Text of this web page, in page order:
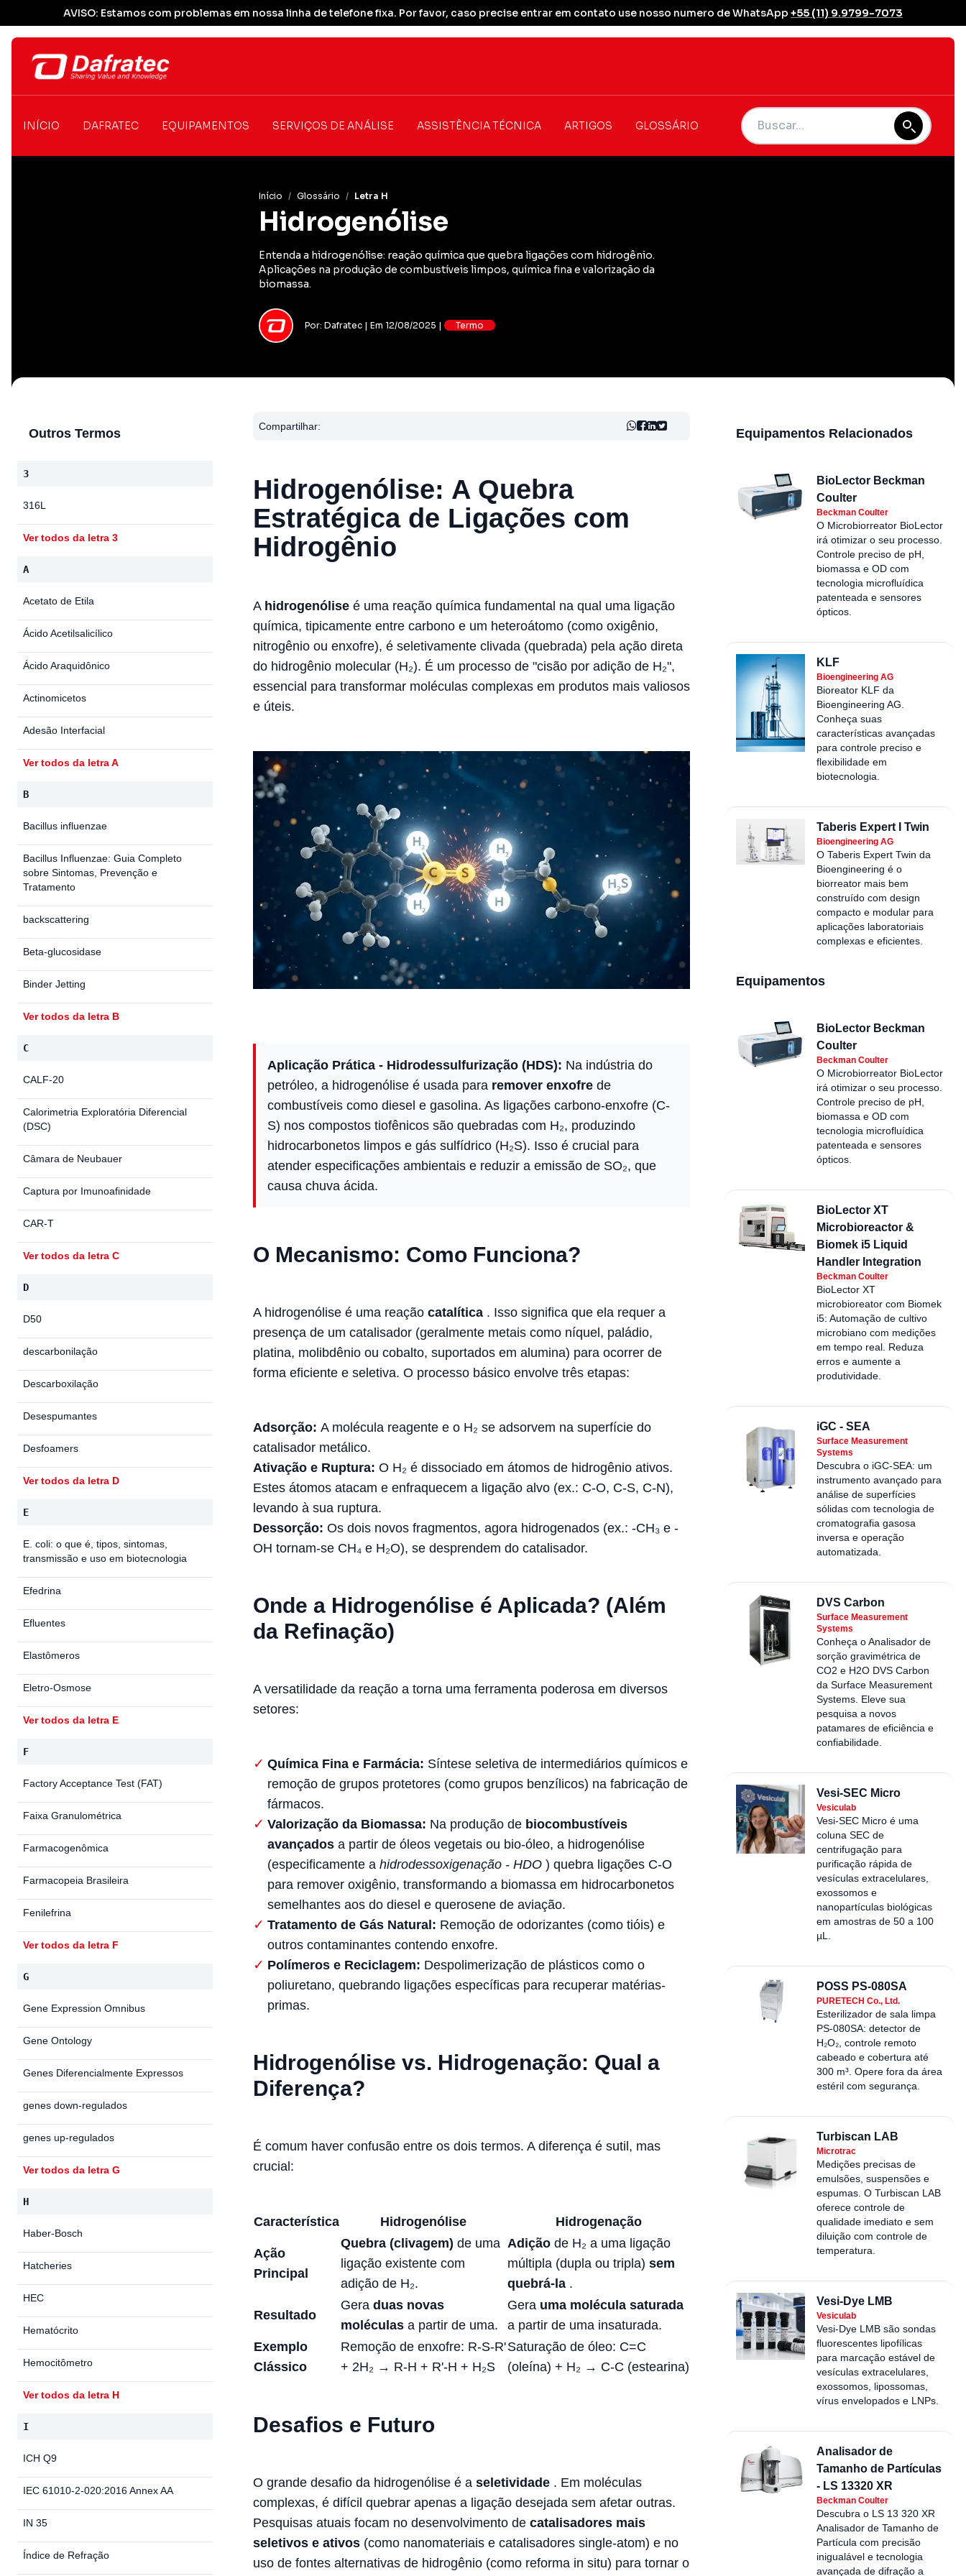
AVISO: Estamos com problemas em nossa linha de telefone fixa. Por favor, caso precise entrar em contato use nosso numero de WhatsApp +55 (11) 9.9799-7073
INÍCIO DAFRATEC EQUIPAMENTOS SERVIÇOS DE ANÁLISE ASSISTÊNCIA TÉCNICA ARTIGOS GLOSSÁRIO
Início / Glossário / Letra H
Hidrogenólise
Entenda a hidrogenólise: reação química que quebra ligações com hidrogênio.
Aplicações na produção de combustíveis limpos, química fina e valorização da
biomassa.
Por: Dafratec | Em 12/08/2025 | Termo
Compartilhar:
Hidrogenólise: A Quebra
Estratégica de Ligações com
Hidrogênio
A hidrogenólise é uma reação química fundamental na qual uma ligação
química, tipicamente entre carbono e um heteroátomo (como oxigênio,
nitrogênio ou enxofre), é seletivamente clivada (quebrada) pela ação direta
do hidrogênio molecular (H₂). É um processo de "cisão por adição de H₂",
essencial para transformar moléculas complexas em produtos mais valiosos
e úteis.
Aplicação Prática - Hidrodessulfurização (HDS): Na indústria do
petróleo, a hidrogenólise é usada para remover enxofre de
combustíveis como diesel e gasolina. As ligações carbono-enxofre (C-
S) nos compostos tiofênicos são quebradas com H₂, produzindo
hidrocarbonetos limpos e gás sulfídrico (H₂S). Isso é crucial para
atender especificações ambientais e reduzir a emissão de SO₂, que
causa chuva ácida.
O Mecanismo: Como Funciona?
A hidrogenólise é uma reação catalítica . Isso significa que ela requer a
presença de um catalisador (geralmente metais como níquel, paládio,
platina, molibdênio ou cobalto, suportados em alumina) para ocorrer de
forma eficiente e seletiva. O processo básico envolve três etapas:
Adsorção: A molécula reagente e o H₂ se adsorvem na superfície do
catalisador metálico.
Ativação e Ruptura: O H₂ é dissociado em átomos de hidrogênio ativos.
Estes átomos atacam e enfraquecem a ligação alvo (ex.: C-O, C-S, C-N),
levando à sua ruptura.
Dessorção: Os dois novos fragmentos, agora hidrogenados (ex.: -CH₃ e -
OH tornam-se CH₄ e H₂O), se desprendem do catalisador.
Onde a Hidrogenólise é Aplicada? (Além
da Refinação)
A versatilidade da reação a torna uma ferramenta poderosa em diversos
setores:
Química Fina e Farmácia: Síntese seletiva de intermediários químicos e
remoção de grupos protetores (como grupos benzílicos) na fabricação de
fármacos.
Valorização da Biomassa: Na produção de biocombustíveis
avançados a partir de óleos vegetais ou bio-óleo, a hidrogenólise
(especificamente a hidrodessoxigenação - HDO ) quebra ligações C-O
para remover oxigênio, transformando a biomassa em hidrocarbonetos
semelhantes aos do diesel e querosene de aviação.
Tratamento de Gás Natural: Remoção de odorizantes (como tióis) e
outros contaminantes contendo enxofre.
Polímeros e Reciclagem: Despolimerização de plásticos como o
poliuretano, quebrando ligações específicas para recuperar matérias-
primas.
Hidrogenólise vs. Hidrogenação: Qual a
Diferença?
É comum haver confusão entre os dois termos. A diferença é sutil, mas
crucial:
Característica Hidrogenólise Hidrogenação
Ação
Principal
Quebra (clivagem) de uma
ligação existente com
adição de H₂.
Adição de H₂ a uma ligação
múltipla (dupla ou tripla) sem
quebrá-la .
Resultado
Gera duas novas
moléculas a partir de uma.
Gera uma molécula saturada
a partir de uma insaturada.
Exemplo
Clássico
Remoção de enxofre: R-S-R'
+ 2H₂ → R-H + R'-H + H₂S
Saturação de óleo: C=C
(oleína) + H₂ → C-C (estearina)
Desafios e Futuro
O grande desafio da hidrogenólise é a seletividade . Em moléculas
complexas, é difícil quebrar apenas a ligação desejada sem afetar outras.
Pesquisas atuais focam no desenvolvimento de catalisadores mais
seletivos e ativos (como nanomateriais e catalisadores single-atom) e no
uso de fontes alternativas de hidrogênio (como reforma in situ) para tornar o
Outros Termos
3
316L
Ver todos da letra 3
A
Acetato de Etila
Ácido Acetilsalicílico
Ácido Araquidônico
Actinomicetos
Adesão Interfacial
Ver todos da letra A
B
Bacillus influenzae
Bacillus Influenzae: Guia Completo
sobre Sintomas, Prevenção e
Tratamento
backscattering
Beta-glucosidase
Binder Jetting
Ver todos da letra B
C
CALF-20
Calorimetria Exploratória Diferencial
(DSC)
Câmara de Neubauer
Captura por Imunoafinidade
CAR-T
Ver todos da letra C
D
D50
descarbonilação
Descarboxilação
Desespumantes
Desfoamers
Ver todos da letra D
E
E. coli: o que é, tipos, sintomas,
transmissão e uso em biotecnologia
Efedrina
Efluentes
Elastômeros
Eletro-Osmose
Ver todos da letra E
F
Factory Acceptance Test (FAT)
Faixa Granulométrica
Farmacogenômica
Farmacopeia Brasileira
Fenilefrina
Ver todos da letra F
G
Gene Expression Omnibus
Gene Ontology
Genes Diferencialmente Expressos
genes down-regulados
genes up-regulados
Ver todos da letra G
H
Haber-Bosch
Hatcheries
HEC
Hematócrito
Hemocitômetro
Ver todos da letra H
I
ICH Q9
IEC 61010-2-020:2016 Annex AA
IN 35
Índice de Refração
Equipamentos Relacionados
BioLector Beckman
Coulter
Beckman Coulter
O Microbiorreator BioLector
irá otimizar o seu processo.
Controle preciso de pH,
biomassa e OD com
tecnologia microfluídica
patenteada e sensores
ópticos.
KLF
Bioengineering AG
Bioreator KLF da
Bioengineering AG.
Conheça suas
características avançadas
para controle preciso e
flexibilidade em
biotecnologia.
Taberis Expert I Twin
Bioengineering AG
O Taberis Expert Twin da
Bioengineering é o
biorreator mais bem
construído com design
compacto e modular para
aplicações laboratoriais
complexas e eficientes.
Equipamentos
BioLector Beckman
Coulter
Beckman Coulter
O Microbiorreator BioLector
irá otimizar o seu processo.
Controle preciso de pH,
biomassa e OD com
tecnologia microfluídica
patenteada e sensores
ópticos.
BioLector XT
Microbioreactor &
Biomek i5 Liquid
Handler Integration
Beckman Coulter
BioLector XT
microbioreator com Biomek
i5: Automação de cultivo
microbiano com medições
em tempo real. Reduza
erros e aumente a
produtividade.
iGC - SEA
Surface Measurement
Systems
Descubra o iGC-SEA: um
instrumento avançado para
análise de superfícies
sólidas com tecnologia de
cromatografia gasosa
inversa e operação
automatizada.
DVS Carbon
Surface Measurement
Systems
Conheça o Analisador de
sorção gravimétrica de
CO2 e H2O DVS Carbon
da Surface Measurement
Systems. Eleve sua
pesquisa a novos
patamares de eficiência e
confiabilidade.
Vesi-SEC Micro
Vesiculab
Vesi-SEC Micro é uma
coluna SEC de
centrifugação para
purificação rápida de
vesículas extracelulares,
exossomos e
nanopartículas biológicas
em amostras de 50 a 100
µL.
POSS PS-080SA
PURETECH Co., Ltd.
Esterilizador de sala limpa
PS-080SA: detector de
H₂O₂, controle remoto
cabeado e cobertura até
300 m³. Opere fora da área
estéril com segurança.
Turbiscan LAB
Microtrac
Medições precisas de
emulsões, suspensões e
espumas. O Turbiscan LAB
oferece controle de
qualidade imediato e sem
diluição com controle de
temperatura.
Vesi-Dye LMB
Vesiculab
Vesi-Dye LMB são sondas
fluorescentes lipofílicas
para marcação estável de
vesículas extracelulares,
exossomos, lipossomas,
vírus envelopados e LNPs.
Analisador de
Tamanho de Partículas
- LS 13320 XR
Beckman Coulter
Descubra o LS 13 320 XR
Analisador de Tamanho de
Partícula com precisão
inigualável e tecnologia
avançada de difração a